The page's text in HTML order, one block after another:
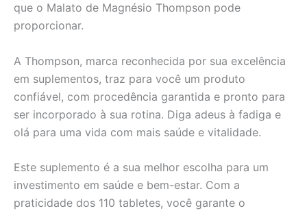
que o Malato de Magnésio Thompson pode
proporcionar.
A Thompson, marca reconhecida por sua excelência
em suplementos, traz para você um produto
confiável, com procedência garantida e pronto para
ser incorporado à sua rotina. Diga adeus à fadiga e
olá para uma vida com mais saúde e vitalidade.
Este suplemento é a sua melhor escolha para um
investimento em saúde e bem-estar. Com a
praticidade dos 110 tabletes, você garante o